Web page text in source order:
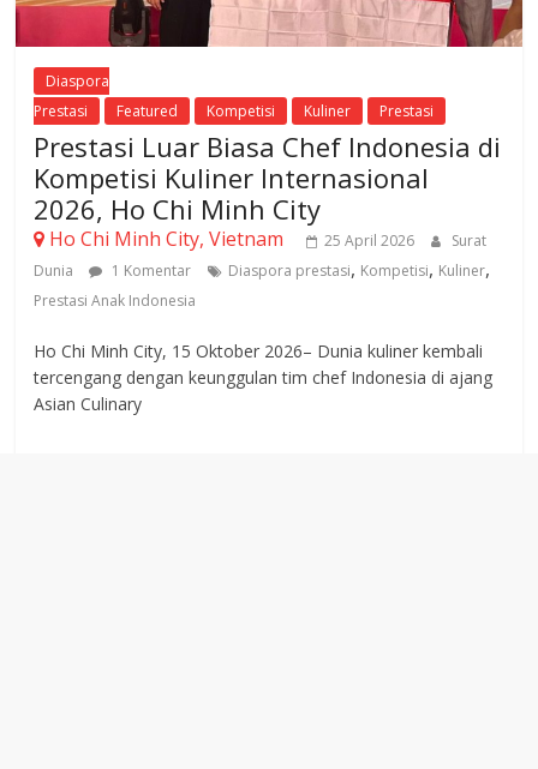
Diaspora
Prestasi
Featured Kompetisi Kuliner Prestasi
Prestasi Luar Biasa Chef Indonesia di
Kompetisi Kuliner Internasional
2026, Ho Chi Minh City
Ho Chi Minh City, Vietnam 25 April 2026
Surat
Dunia
1 Komentar Diaspora prestasi, Kompetisi, Kuliner,
Prestasi Anak Indonesia
Ho Chi Minh City, 15 Oktober 2026– Dunia kuliner kembali
tercengang dengan keunggulan tim chef Indonesia di ajang
Asian Culinary